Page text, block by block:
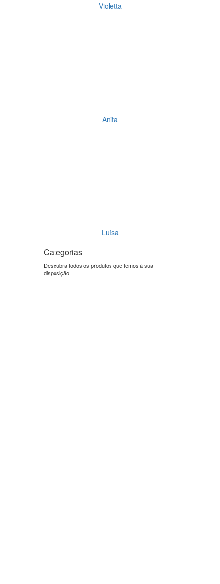
Violetta
Anita
Luísa
Categorias
Descubra todos os produtos que temos à sua
disposição